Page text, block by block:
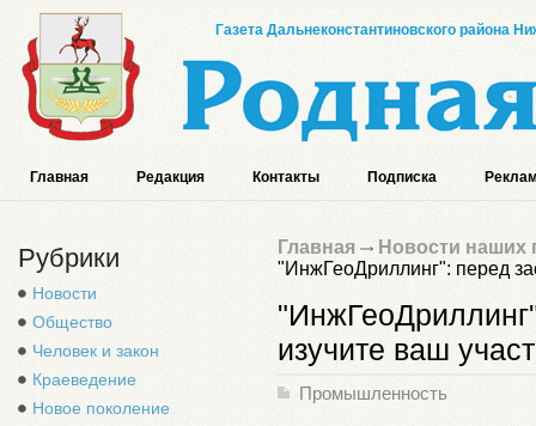
Газета Дальнеконстантиновского района
Главная Редакция Контакты Подписка
Рубрики
Новости
Общество
Человек и закон
Краеведение
Новое поколение
Главная
Новости наших
"ИнжГеоДриллинг": перед
изучите ваш
Промышленность